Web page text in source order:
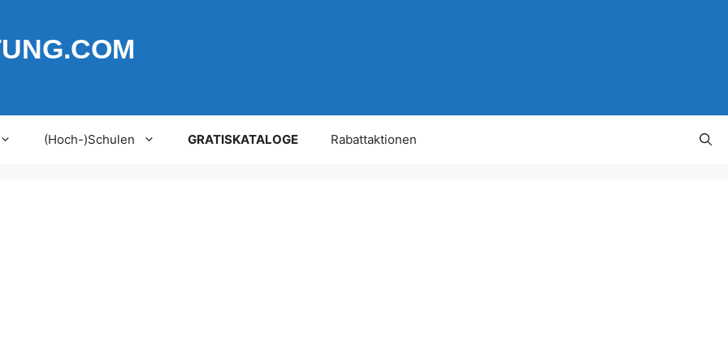
(Hoch-)Schulen GRATISKATALOGE Rabattaktionen